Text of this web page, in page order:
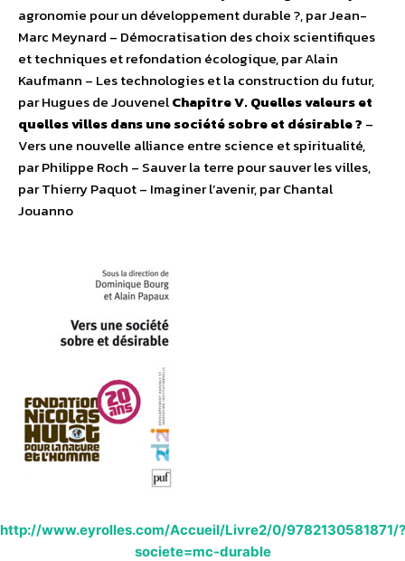
agronomie pour un développement durable ?, par Jean-
Marc Meynard – Démocratisation des choix scientifiques
et techniques et refondation écologique, par Alain
Kaufmann – Les technologies et la construction du futur,
par Hugues de JouvenelChapitre V. Quelles valeurs et
quelles villes dans une société sobre et désirable ? –
Vers une nouvelle alliance entre science et spiritualité,
par Philippe Roch – Sauver la terre pour sauver les villes,
par Thierry Paquot – Imaginer l’avenir, par Chantal
Jouanno
http://www.eyrolles.com/Accueil/Livre2/0/9782130581871/?
societe=mc-durable